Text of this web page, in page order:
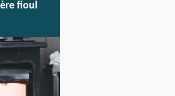
fioul